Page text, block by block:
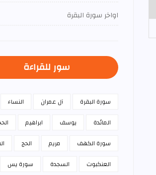
اواخر سورة البقرة
سور للقراءة
سورة البقرة آل عمران
النساء
المائدة
يوسف ابراهيم
سورة الكهف
مريم الحج
العنكبوت
السجدة
سورة يس